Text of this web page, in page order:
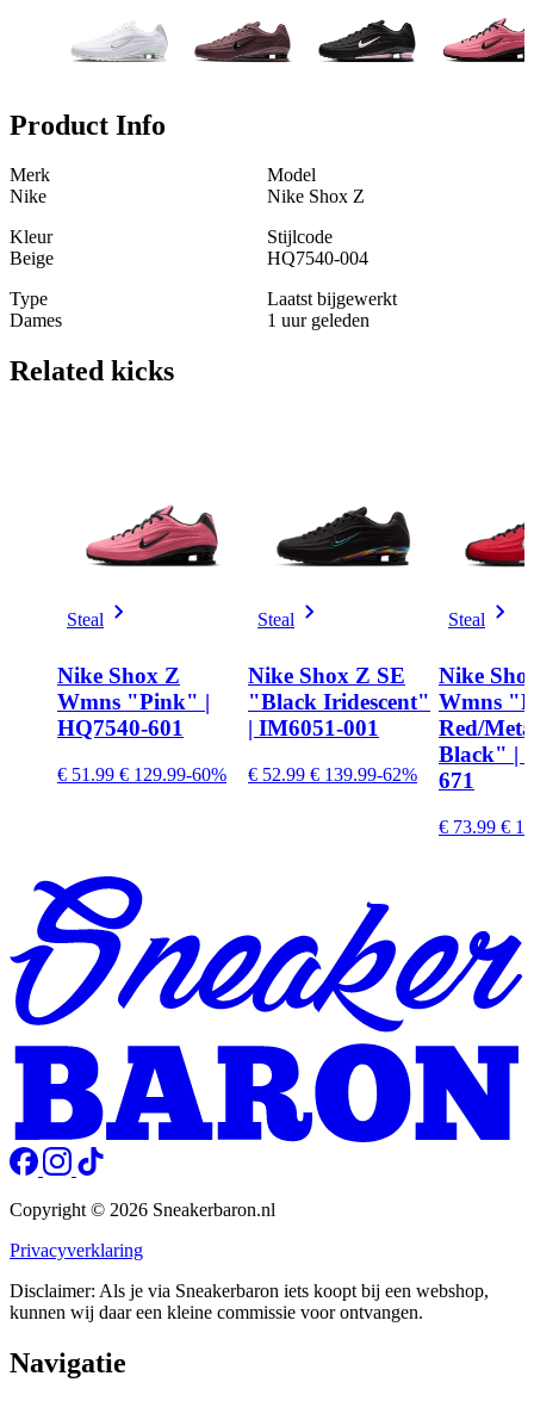
Product Info
Merk
Nike
Model
Nike Shox Z
Kleur
Beige
Stijlcode
HQ7540-004
Type
Dames
Laatst bijgewerkt
1 uur geleden
Related kicks
Steal
Nike Shox Z
Wmns "Pink" |
HQ7540-601
€ 51.99 € 129.99-60%
Steal
Nike Shox Z SE
"Black Iridescent"
| IM6051-001
€ 52.99 € 139.99-62%
Steal
Nike
Wmns
Red/
Black" |
671
€ 73.99 €
Copyright © 2026 Sneakerbaron.nl
Privacyverklaring
Disclaimer: Als je via Sneakerbaron iets koopt bij een webshop,
kunnen wij daar een kleine commissie voor ontvangen.
Navigatie